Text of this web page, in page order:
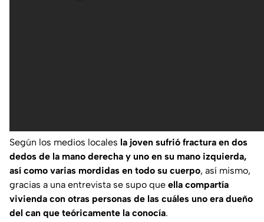
Según los medios locales la joven sufrió fractura en dos
dedos de la mano derecha y uno en su mano izquierda,
así como varias mordidas en todo su cuerpo, así mismo,
gracias a una entrevista se supo que ella compartía
vivienda con otras personas de las cuáles uno era dueño
del can que teóricamente la conocía.